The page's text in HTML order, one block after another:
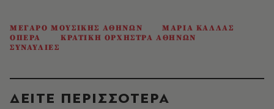
ΜΕΓΑΡΟ ΜΟΥΣΙΚΗΣ ΑΘΗΝΩΝ
ΜΑΡΙΑ ΚΑΛΛΑΣ
ΟΠΕΡΑ
ΚΡΑΤΙΚΗ ΟΡΧΗΣΤΡΑ ΑΘΗΝΩΝ
ΣΥΝΑΥΛΙΕΣ
ΔΕΙΤΕ ΠΕΡΙΣΣΟΤΕΡΑ